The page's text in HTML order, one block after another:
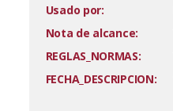
Usado por:
Nota de alcance:
REGLAS_NORMAS:
FECHA_DESCRIPCION: